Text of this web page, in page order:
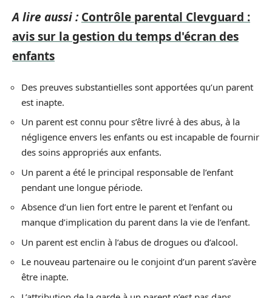
A lire aussi : Contrôle parental Clevguard :
avis sur la gestion du temps d'écran des
enfants
Des preuves substantielles sont apportées qu’un parent
est inapte.
Un parent est connu pour s’être livré à des abus, à la
négligence envers les enfants ou est incapable de fournir
des soins appropriés aux enfants.
Un parent a été le principal responsable de l’enfant
pendant une longue période.
Absence d’un lien fort entre le parent et l’enfant ou
manque d’implication du parent dans la vie de l’enfant.
Un parent est enclin à l’abus de drogues ou d’alcool.
Le nouveau partenaire ou le conjoint d’un parent s’avère
être inapte.